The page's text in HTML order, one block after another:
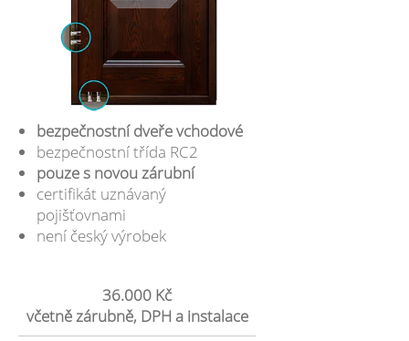
bezpečnostní dveře vchodové
bezpečnostní třída RC2
pouze s novou zárubní
certifikát uznávaný
pojišťovnami
není český výrobek
36.000 Kč
včetně zárubně, DPH a instalace